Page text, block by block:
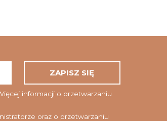
Adres
*
informacji o przetwarzaniu
oraz o przetwarzaniu